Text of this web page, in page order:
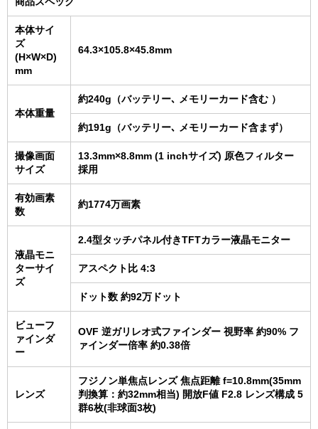
本体サイ
ズ
(H×W×D)
mm
64.3×105.8×45.8mm
本体重量
約240g（バッテリー､ メモリーカード含む ）
約191g（バッテリー､ メモリーカード含まず）
撮像画面
サイズ
13.3mm×8.8mm (1 inchサイズ) 原色フィルター
採用
有効画素
数
約1774万画素
液晶モニ
ターサイ
ズ
2.4型タッチパネル付きTFTカラー液晶モニター
アスペクト比 4:3
ドット数 約92万ドット
ビューフ
ァインダ
ー
OVF 逆ガリレオ式ファインダー 視野率 約90% フ
ァインダー倍率 約0.38倍
レンズ
フジノン単焦点レンズ 焦点距離 f=10.8mm(35mm
判換算：約32mm相当) 開放F値 F2.8 レンズ構成 5
群6枚(非球面3枚)